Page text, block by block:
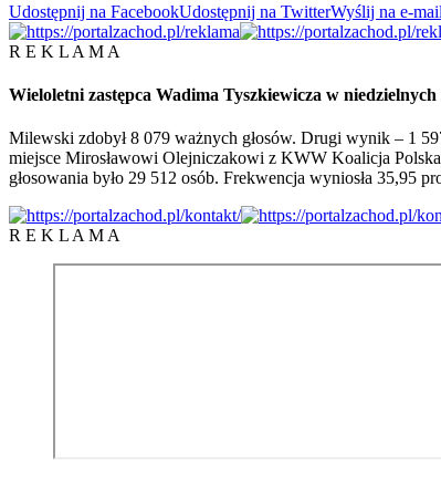
Udostępnij na FacebookUdostępnij na TwitterWyślij na e-mail
R E K L A M A
Wieloletni zastępca Wadima Tyszkiewicza w
Milewski zdobył 8 079 ważnych głosów. Drugi wynik – 1
miejsce Mirosławowi Olejniczakowi z KWW Koalicja
głosowania było 29 512 osób. Frekwencja wyniosła 35,95
R E K L A M A